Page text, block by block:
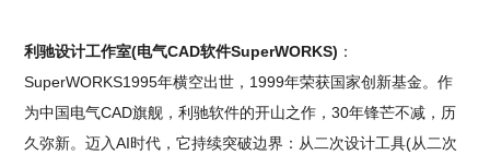
利驰设计工作室(电气CAD软件SuperWORKS) ：
SuperWORKS1995年横空出世，1999年荣获国家创新基金。作
为中国电气CAD旗舰，利驰软件的开山之作，30年锋芒不减，历
久弥新。迈入AI时代，它持续突破边界：从二次设计工具(从二次